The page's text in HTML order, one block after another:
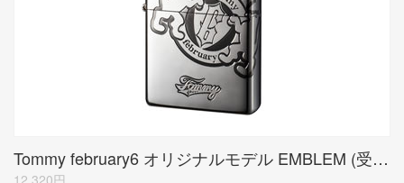
Tommy february6 オリジナルモデル EMBLEM (受注生産限定品)